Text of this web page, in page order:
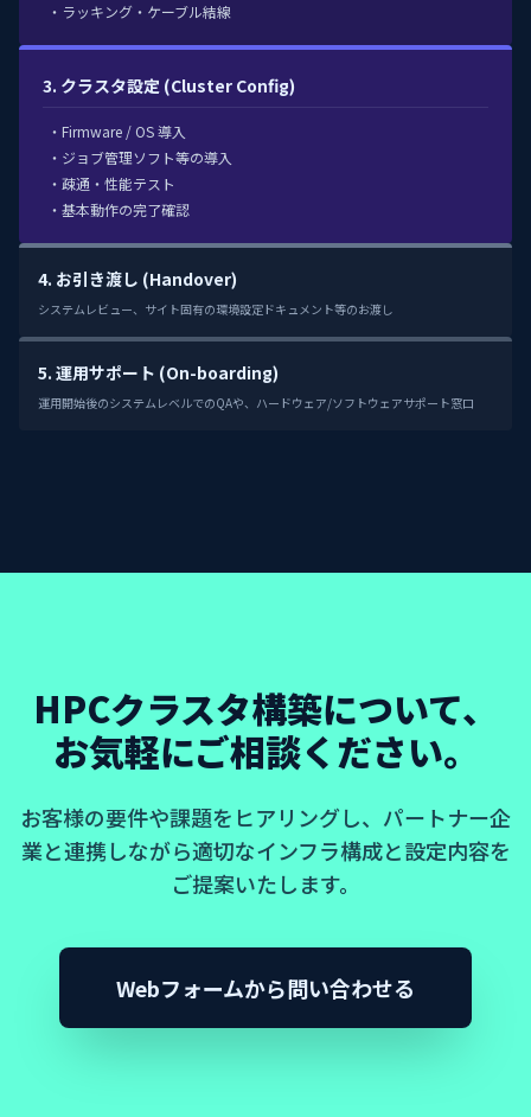
・ラッキング・ケーブル結線
3. クラスタ設定 (Cluster Config)
・Firmware / OS 導入
・ジョブ管理ソフト等の導入
・疎通・性能テスト
・基本動作の完了確認
4. お引き渡し (Handover)
システムレビュー、サイト固有の環境設定ドキュメント等のお渡し
5. 運用サポート (On-boarding)
運用開始後のシステムレベルでのQAや、ハードウェア/ソフトウェアサポート窓口
HPCクラスタ構築について、
お気軽にご相談ください。
お客様の要件や課題をヒアリングし、パートナー企
業と連携しながら適切なインフラ構成と設定内容を
ご提案いたします。
Webフォームから問い合わせる